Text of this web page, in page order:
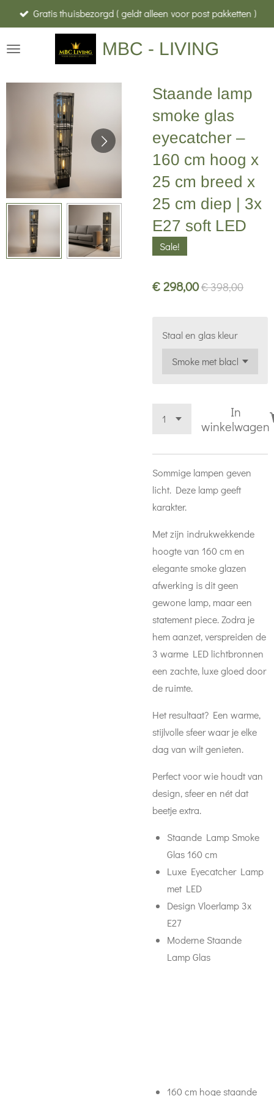
direct
naar
hoofdinhoud
MBC - LIVING
Gratis thuisbezorgd ( geldt alleen voor post pakketten )
Staande lamp
smoke glas
eyecatcher –
160 cm hoog x
25 cm breed x
25 cm diep | 3x
E27 soft LED
Sale!
€ 298,00€ 398,00
Staal en glas kleur
In
winkelwagen
Sommige lampen geven
licht. Deze lamp geeft
karakter.
Met zijn indrukwekkende
hoogte van 160 cm en
elegante smoke glazen
afwerking is dit geen
gewone lamp, maar een
statement piece. Zodra je
hem aanzet, verspreiden de
3 warme LED lichtbronnen
een zachte, luxe gloed door
de ruimte.
Het resultaat? Een warme,
stijlvolle sfeer waar je elke
dag van wilt genieten.
Perfect voor wie houdt van
design, sfeer en nét dat
beetje extra.
Staande Lamp Smoke
Glas 160 cm
Luxe Eyecatcher Lamp
met LED
Design Vloerlamp 3x
E27
Moderne Staande
Lamp Glas
160 cm hoge staande